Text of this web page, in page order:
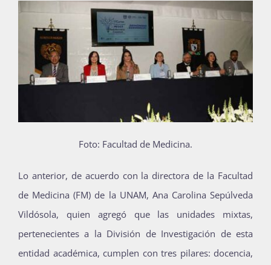
Foto: Facultad de Medicina.
Lo anterior, de acuerdo con la directora de la Facultad
de Medicina (FM) de la UNAM, Ana Carolina Sepúlveda
Vildósola, quien agregó que las unidades mixtas,
pertenecientes a la División de Investigación de esta
entidad académica, cumplen con tres pilares: docencia,